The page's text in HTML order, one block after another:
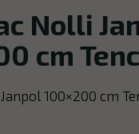
Nolli
cm
100×200 cm